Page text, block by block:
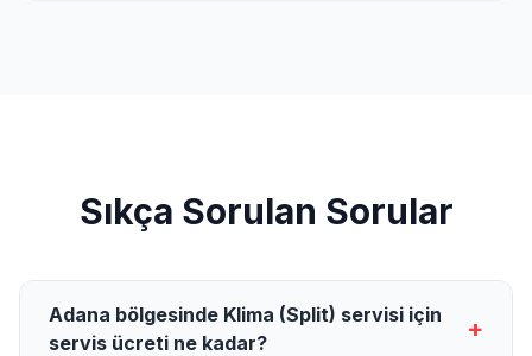
Sıkça Sorulan Sorular
Adana bölgesinde Klima (Split) servisi için
servis ücreti ne kadar?
+